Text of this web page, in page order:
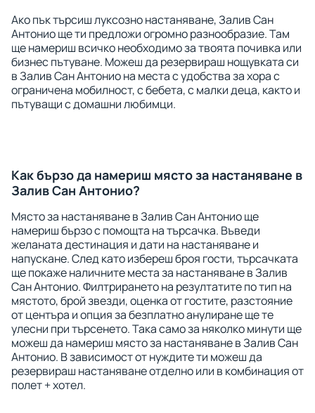
Ако пък търсиш луксозно настаняване, Залив Сан
Антонио ще ти предложи огромно разнообразие. Там
ще намериш всичко необходимо за твоята почивка или
бизнес пътуване. Можеш да резервираш нощувката си
в Залив Сан Антонио на места с удобства за хора с
ограничена мобилност, с бебета, с малки деца, както и
пътуващи с домашни любимци.
Как бързо да намериш място за настаняване в
Залив Сан Антонио?
Място за настаняване в Залив Сан Антонио ще
намериш бързо с помощта на търсачка. Въведи
желаната дестинация и дати на настаняване и
напускане. След като избереш броя гости, търсачката
ще покаже наличните места за настаняване в Залив
Сан Антонио. Филтрирането на резултатите по тип на
мястото, брой звезди, оценка от гостите, разстояние
от центъра и опция за безплатно анулиране ще те
улесни при търсенето. Така само за няколко минути ще
можеш да намериш място за настаняване в Залив Сан
Антонио. В зависимост от нуждите ти можеш да
резервираш настаняване отделно или в комбинация от
полет + хотел.